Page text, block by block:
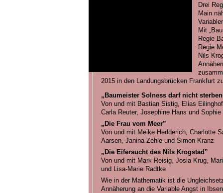
Drei
Main
Mit
Regie
Regie
Nils
2015 in den Landungsbrücken Frankfurt
„Baumeister Solness darf nicht
Von und mit Bastian Sistig, Elias
Carla Reuter, Josephine Hans und
„Die Frau vom Meer”
Von und mit Meike Hedderich, Charlotte
Aarsen, Janina Zehle und Simon Kranz
„Die Eifersucht des Nils Krogstad”
Von und mit Mark Reisig, Josia Krug,
und Lisa-Marie Radtke
Wie in der Mathematik ist die
Annäherung an die Variable Angst in